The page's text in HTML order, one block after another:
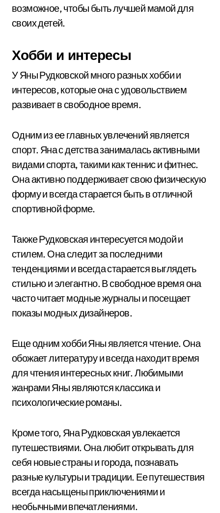
возможное, чтобы быть лучшей мамой для
своих детей.
Хобби и интересы
У Яны Рудковской много разных хобби и
интересов, которые она с удовольствием
развивает в свободное время.
Одним из ее главных увлечений является
спорт. Яна с детства занималась активными
видами спорта, такими как теннис и фитнес.
Она активно поддерживает свою физическую
форму и всегда старается быть в отличной
спортивной форме.
Также Рудковская интересуется модой и
стилем. Она следит за последними
тенденциями и всегда старается выглядеть
стильно и элегантно. В свободное время она
часто читает модные журналы и посещает
показы модных дизайнеров.
Еще одним хобби Яны является чтение. Она
обожает литературу и всегда находит время
для чтения интересных книг. Любимыми
жанрами Яны являются классика и
психологические романы.
Кроме того, Яна Рудковская увлекается
путешествиями. Она любит открывать для
себя новые страны и города, познавать
разные культуры и традиции. Ее путешествия
всегда насыщены приключениями и
необычными впечатлениями.